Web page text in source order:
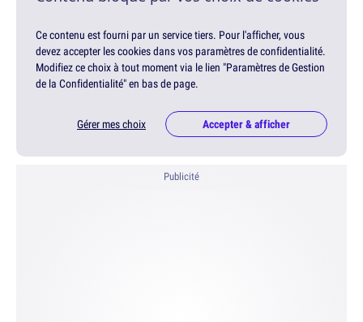
Ce contenu est fourni par un service tiers. Pour l'afficher, vous
devez accepter les cookies dans vos paramètres de confidentialité.
Modifiez ce choix à tout moment via le lien "Paramètres de Gestion
de la Confidentialité" en bas de page.
Gérer mes choix Accepter & afficher
Publicité